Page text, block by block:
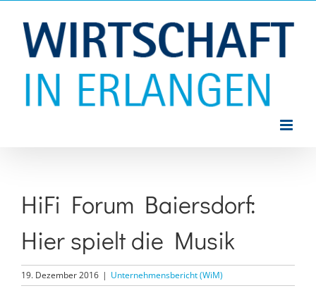
Inhalt
springen
HiFi Forum Baiersdorf:
Hier spielt die Musik
19. Dezember 2016 | Unternehmensbericht (WiM)